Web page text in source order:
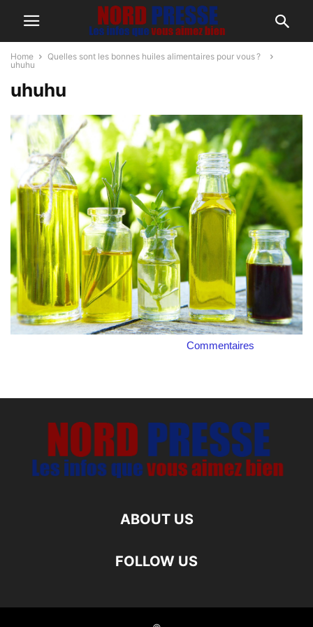
Home
Quelles sont les bonnes huiles alimentaires pour vous ?
uhuhu
uhuhu
Commentaires
ABOUT US
FOLLOW US